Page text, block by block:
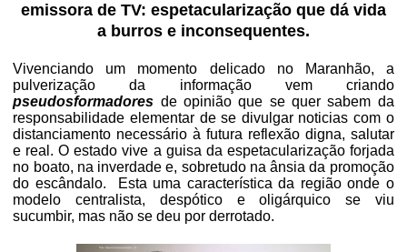
emissora de TV: espetacularização que dá vida
a burros e inconsequentes.
Vivenciando um momento delicado no Maranhão, a
pulverização da informação vem criando
pseudosformadores de opinião que se quer sabem da
responsabilidade elementar de se divulgar noticias com o
distanciamento necessário à futura reflexão digna, salutar
e real. O estado vive a guisa da espetacularização forjada
no boato, na inverdade e, sobretudo na ânsia da promoção
do escândalo.
Esta uma característica da região onde o
modelo centralista, despótico e oligárquico se viu
sucumbir, mas não se deu por derrotado.